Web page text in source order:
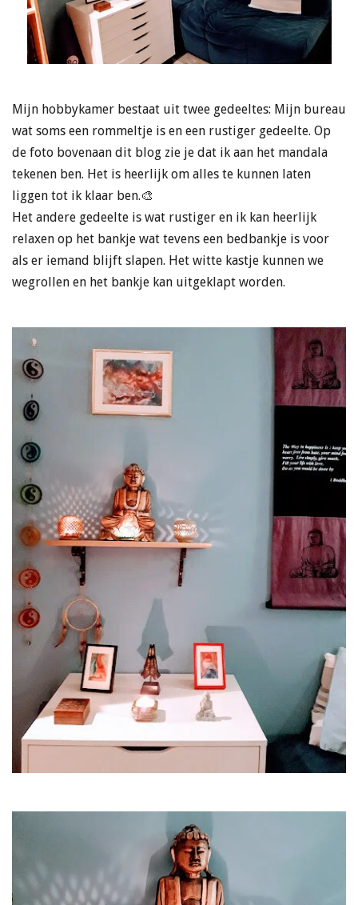
Mijn hobbykamer bestaat uit twee gedeeltes: Mijn bureau
wat soms een rommeltje is en een rustiger gedeelte. Op
de foto bovenaan dit blog zie je dat ik aan het mandala
tekenen ben. Het is heerlijk om alles te kunnen laten
liggen tot ik klaar ben.🎨
Het andere gedeelte is wat rustiger en ik kan heerlijk
relaxen op het bankje wat tevens een bedbankje is voor
als er iemand blijft slapen. Het witte kastje kunnen we
wegrollen en het bankje kan uitgeklapt worden.